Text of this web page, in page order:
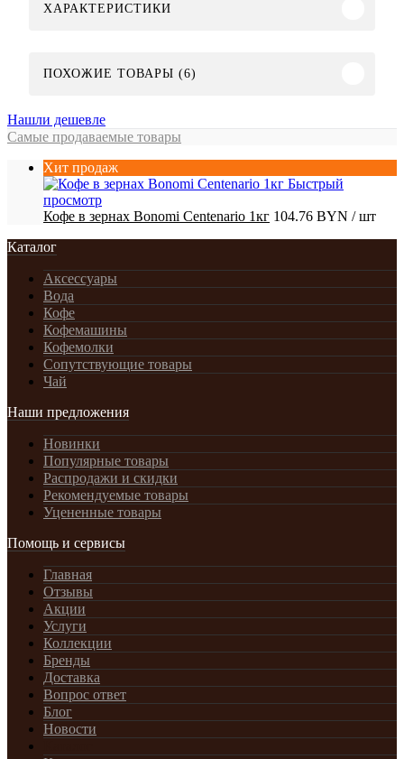
ХАРАКТЕРИСТИКИ
ПОХОЖИЕ ТОВАРЫ (6)
Нашли дешевле
Самые продаваемые товары
Хит продаж
Быстрый
просмотр
Кофе в зернах Bonomi Centenario 1кг 104.76 BYN / шт
Каталог
Аксессуары
Вода
Кофе
Кофемашины
Кофемолки
Сопутствующие товары
Чай
Наши предложения
Новинки
Популярные товары
Распродажи и скидки
Рекомендуемые товары
Уцененные товары
Помощь и сервисы
Главная
Отзывы
Акции
Услуги
Коллекции
Бренды
Доставка
Вопрос ответ
Блог
Новости